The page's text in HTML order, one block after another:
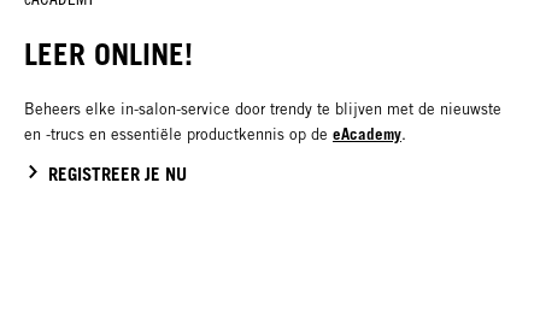
LEER ONLINE!
Beheers elke in-salon-service door trendy te blijven met de nieuwste
en -trucs en essentiële productkennis op de eAcademy.
REGISTREER JE NU